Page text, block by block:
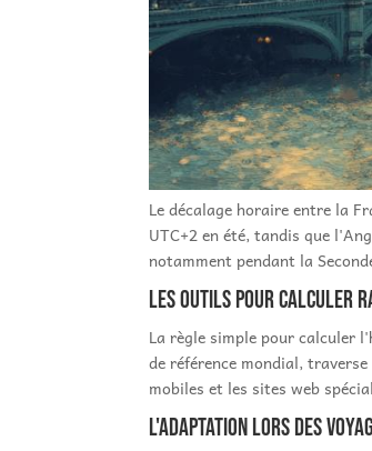
Le décalage horaire entre la
UTC+2 en été, tandis que
notamment pendant la
Les outils pour calculer
La règle simple pour calculer
de référence mondial,
mobiles et les sites web
L'adaptation lors des